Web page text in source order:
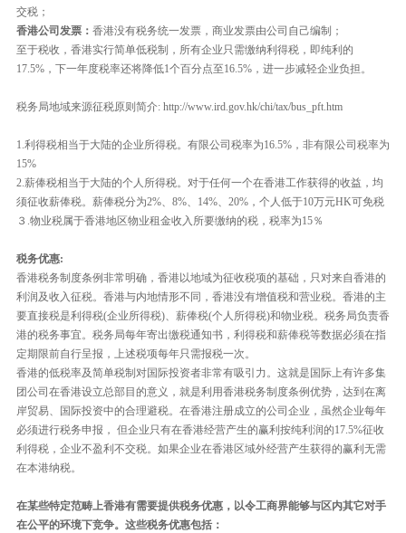
交税；
香港公司发票： 香港没有税务统一发票，商业发票由公司自己编制；
至于税收，香港实行简单低税制，所有企业只需缴纳利得税，即纯利的
17.5%，下一年度税率还将降低1个百分点至16.5%，进一步减轻企业负担。
税务局地域来源征税原则简介: http://www.ird.gov.hk/chi/tax/bus_pft.htm
1.利得税相当于大陆的企业所得税。有限公司税率为16.5%，非有限公司税率为
15%
2.薪俸税相当于大陆的个人所得税。对于任何一个在香港工作获得的收益，均
须征收薪俸税。薪俸税分为2%、8%、14%、20%，个人低于10万元HK可免税
３.物业税属于香港地区物业租金收入所要缴纳的税，税率为15％
税务优惠:
香港税务制度条例非常明确，香港以地域为征收税项的基础，只对来自香港的
利润及收入征税。香港与内地情形不同，香港没有增值税和营业税。香港的主
要直接税是利得税(企业所得税)、薪俸税(个人所得税)和物业税。税务局负责香
港的税务事宜。税务局每年寄出缴税通知书，利得税和薪俸税等数据必须在指
定期限前自行呈报，上述税项每年只需报税一次。
香港的低税率及简单税制对国际投资者非常有吸引力。这就是国际上有许多集
团公司在香港设立总部目的意义，就是利用香港税务制度条例优势，达到在离
岸贸易、国际投资中的合理避税。在香港注册成立的公司企业，虽然企业每年
必须进行税务申报， 但企业只有在香港经营产生的赢利按纯利润的17.5%征收
利得税，企业不盈利不交税。如果企业在香港区域外经营产生获得的赢利无需
在本港纳税。
在某些特定范畴上香港有需要提供税务优惠，以令工商界能够与区内其它对手
在公平的环境下竞争。这些税务优惠包括：